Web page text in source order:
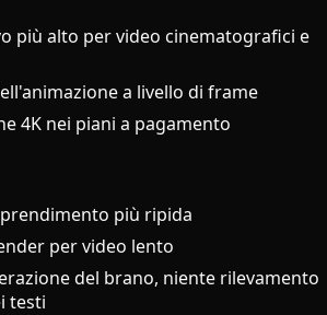
più alto per video cinematografici e
a livello di frame
4K nei piani a pagamento
più ripida
per video lento
del brano, niente rilevamento
testi